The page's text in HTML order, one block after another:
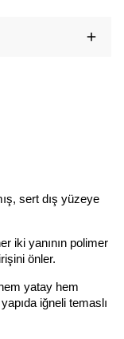
sert dış yüzeye
iki yanının polimer
önler.
yatay hem
iğneli temaslı